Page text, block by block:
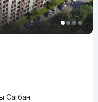
Сагбан